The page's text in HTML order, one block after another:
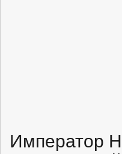
Император